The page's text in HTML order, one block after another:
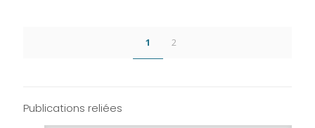
1 2
Publications reliées